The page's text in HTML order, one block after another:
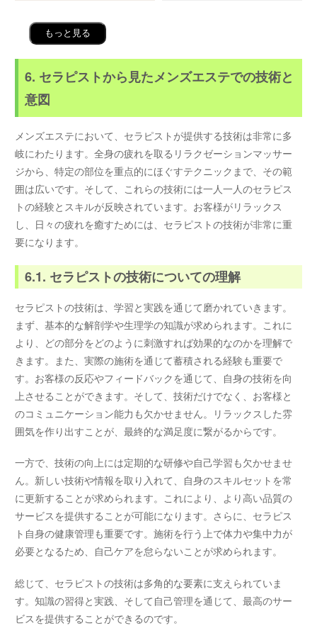
もっと見る
6. セラピストから見たメンズエステでの技術と
意図
メンズエステにおいて、セラピストが提供する技術は非常に多
岐にわたります。全身の疲れを取るリラクゼーションマッサー
ジから、特定の部位を重点的にほぐすテクニックまで、その範
囲は広いです。そして、これらの技術には一人一人のセラピス
トの経験とスキルが反映されています。お客様がリラックス
し、日々の疲れを癒すためには、セラピストの技術が非常に重
要になります。
6.1. セラピストの技術についての理解
セラピストの技術は、学習と実践を通じて磨かれていきます。
まず、基本的な解剖学や生理学の知識が求められます。これに
より、どの部分をどのように刺激すれば効果的なのかを理解で
きます。また、実際の施術を通じて蓄積される経験も重要で
す。お客様の反応やフィードバックを通じて、自身の技術を向
上させることができます。そして、技術だけでなく、お客様と
のコミュニケーション能力も欠かせません。リラックスした雰
囲気を作り出すことが、最終的な満足度に繋がるからです。
一方で、技術の向上には定期的な研修や自己学習も欠かせませ
ん。新しい技術や情報を取り入れて、自身のスキルセットを常
に更新することが求められます。これにより、より高い品質の
サービスを提供することが可能になります。さらに、セラピス
ト自身の健康管理も重要です。施術を行う上で体力や集中力が
必要となるため、自己ケアを怠らないことが求められます。
総じて、セラピストの技術は多角的な要素に支えられていま
す。知識の習得と実践、そして自己管理を通じて、最高のサー
ビスを提供することができるのです。